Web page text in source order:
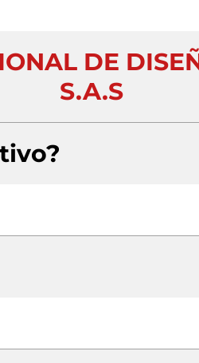
DE
S.A.S